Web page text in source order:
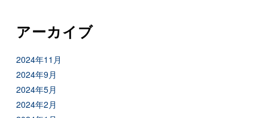
アーカイブ
2024年11月
2024年9月
2024年5月
2024年2月